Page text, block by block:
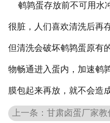
鹌鹑蛋存放前不可用水
很脏，人们喜欢清洗后再
但清洗会破坏鹌鹑蛋原有
物畅通进入蛋内，加速鹌
膜包起来再放，就不会造
上一条：甘肃卤蛋厂家